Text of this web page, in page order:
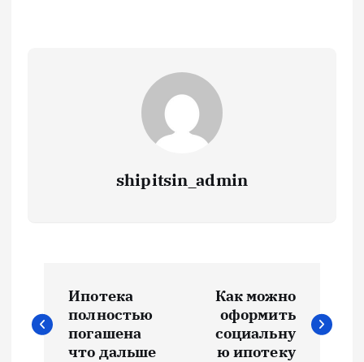
shipitsin_admin
а
Ипотека
полностью
погашена
что дальше
Как можно
оформить
социальну
ю ипотеку